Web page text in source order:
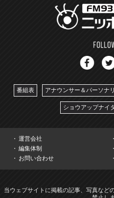
番組表 アナウンサー＆パーソナ
ショウアップナイ
運営会社
編集体制
お問い合わせ
当ウェブサイトに掲載の記事、写真など